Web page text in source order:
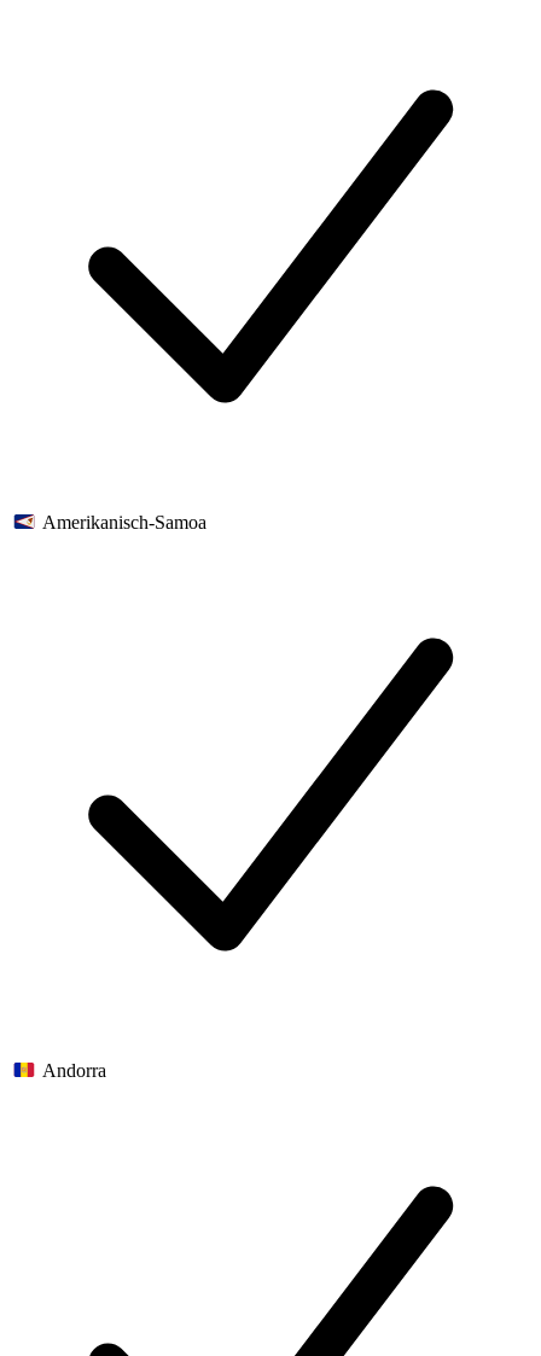
Amerikanisch-Samoa
Andorra